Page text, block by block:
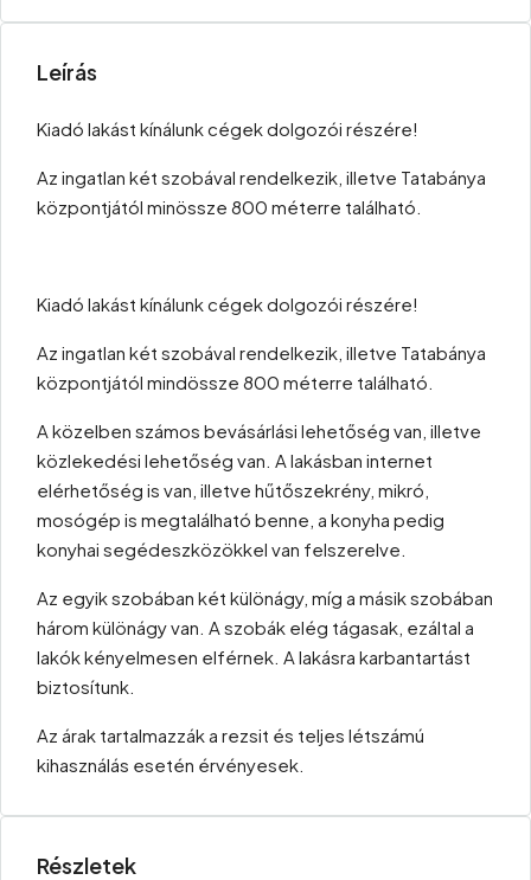
Leírás
Kiadó lakást kínálunk cégek dolgozói részére!
Az ingatlan két szobával rendelkezik, illetve Tatabánya
központjától minössze 800 méterre található.
Kiadó lakást kínálunk cégek dolgozói részére!
Az ingatlan két szobával rendelkezik, illetve Tatabánya
központjától mindössze 800 méterre található.
A közelben számos bevásárlási lehetőség van, illetve
közlekedési lehetőség van. A lakásban internet
elérhetőség is van, illetve hűtőszekrény, mikró,
mosógép is megtalálható benne, a konyha pedig
konyhai segédeszközökkel van felszerelve.
Az egyik szobában két különágy, míg a másik szobában
három különágy van. A szobák elég tágasak, ezáltal a
lakók kényelmesen elférnek. A lakásra karbantartást
biztosítunk.
Az árak tartalmazzák a rezsit és teljes létszámú
kihasználás esetén érvényesek.
Részletek